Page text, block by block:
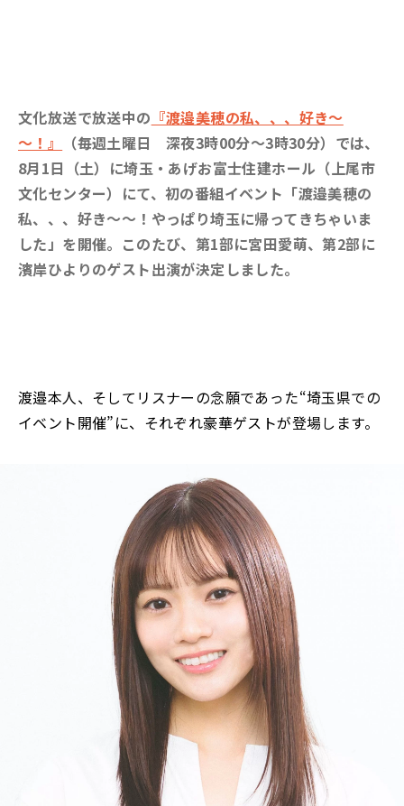
文化放送で放送中の 『渡邉美穂の私、、、好き～
～！』
（毎週土曜日 深夜3時00分～3時30分）では、
8月1日（土）に埼玉・あげお富士住建ホール（上尾市
文化センター）にて、初の番組イベント「渡邉美穂の
私、、、好き～～！やっぱり埼玉に帰ってきちゃいま
した」を開催。このたび、第1部に宮田愛萌、第2部に
濱岸ひよりのゲスト出演が決定しました。
渡邉本人、そしてリスナーの念願であった“埼玉県での
イベント開催”に、それぞれ豪華ゲストが登場します。